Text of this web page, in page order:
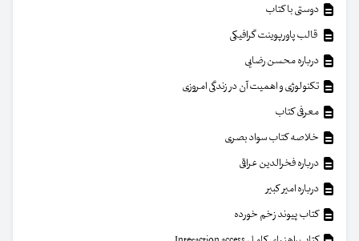
دوستی با کتاب
قالب پاورپوینت گرافیکی
درباره محسن رضایی
تکنولوژی و اهمیت آن در زندگی امروزی
معرفی کتاب
خلاصه کتاب سواد بصری
درباره فخرالدین عراقی
درباره امیر کبیر
کتاب پیوند زخم خورده